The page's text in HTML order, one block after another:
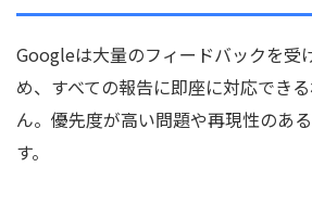
Googleは大量のフィードバックを受
め、すべての報告に即座に対応でき
ん。優先度が高い問題や再現性のあ
す。